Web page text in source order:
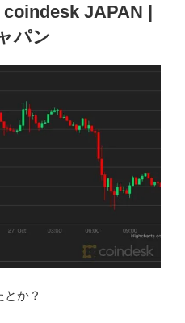
coindesk JAPAN |
パン
か？